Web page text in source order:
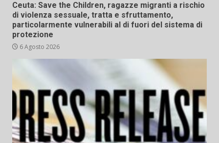
Ceuta: Save the Children, ragazze migranti a rischio
di violenza sessuale, tratta e sfruttamento,
particolarmente vulnerabili al di fuori del sistema di
protezione
6 Agosto 2026